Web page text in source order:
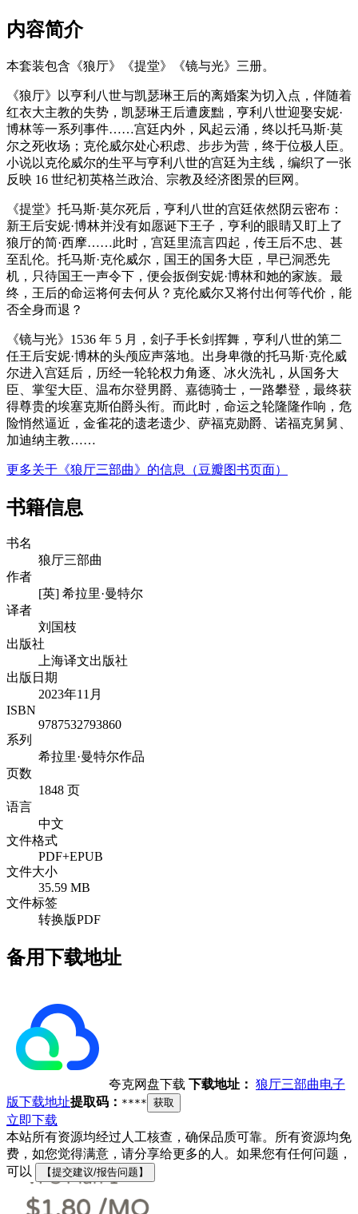
内容简介
本套装包含《狼厅》《提堂》《镜与光》三册。
《狼厅》以亨利八世与凯瑟琳王后的离婚案为切入点，伴随着
红衣大主教的失势，凯瑟琳王后遭废黜，亨利八世迎娶安妮·
博林等一系列事件……宫廷内外，风起云涌，终以托马斯·莫
尔之死收场；克伦威尔处心积虑、步步为营，终于位极人臣。
小说以克伦威尔的生平与亨利八世的宫廷为主线，编织了一张
反映 16 世纪初英格兰政治、宗教及经济图景的巨网。
《提堂》托马斯·莫尔死后，亨利八世的宫廷依然阴云密布：
新王后安妮·博林并没有如愿诞下王子，亨利的眼睛又盯上了
狼厅的简·西摩……此时，宫廷里流言四起，传王后不忠、甚
至乱伦。托马斯·克伦威尔，国王的国务大臣，早已洞悉先
机，只待国王一声令下，便会扳倒安妮·博林和她的家族。最
终，王后的命运将何去何从？克伦威尔又将付出何等代价，能
否全身而退？
《镜与光》1536 年 5 月，刽子手长剑挥舞，亨利八世的第二
任王后安妮·博林的头颅应声落地。出身卑微的托马斯·克伦威
尔进入宫廷后，历经一轮轮权力角逐、冰火洗礼，从国务大
臣、掌玺大臣、温布尔登男爵、嘉德骑士，一路攀登，最终获
得尊贵的埃塞克斯伯爵头衔。而此时，命运之轮隆隆作响，危
险悄然逼近，金雀花的遗老遗少、萨福克勋爵、诺福克舅舅、
加迪纳主教……
更多关于《狼厅三部曲》的信息（豆瓣图书页面）
书籍信息
书名
狼厅三部曲
作者
[英] 希拉里·曼特尔
译者
刘国枝
出版社
上海译文出版社
出版日期
2023年11月
ISBN
9787532793860
系列
希拉里·曼特尔作品
页数
1848 页
语言
中文
文件格式
PDF+EPUB
文件大小
35.59 MB
文件标签
转换版PDF
备用下载地址
夸克网盘下载 下载地址： 狼厅三部曲电子
版下载地址提取码： **** 获取
立即下载
本站所有资源均经过人工核查，确保品质可靠。所有资源均免
费，如您觉得满意，请分享给更多的人。如果您有任何问题，
可以
【提交建议/报告问题】